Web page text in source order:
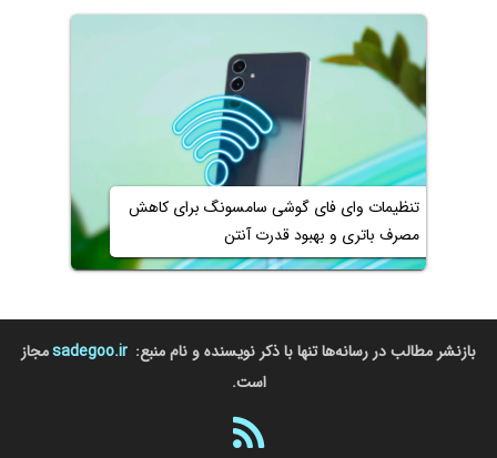
تنظیمات وای فای گوشی سامسونگ برای کاهش
مصرف باتری و بهبود قدرت آنتن
بازنشر مطالب در رسانه‌ها تنها با ذکر نویسنده و نام منبع: sadegoo.irمجاز
است.